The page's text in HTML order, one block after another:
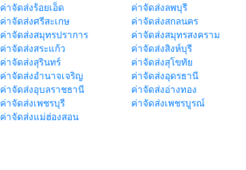
ค่าจัดส่งร้อยเอ็ด
ค่าจัดส่งลพบุรี
ค่าจัดส่งศรีสะเกษ
ค่าจัดส่งสกลนคร
ค่าจัดส่งสมุทรปราการ
ค่าจัดส่งสมุทรสงคราม
ค่าจัดส่งสระแก้ว
ค่าจัดส่งสิงห์บุรี
ค่าจัดส่งสุรินทร์
ค่าจัดส่งสุโขทัย
ค่าจัดส่งอำนาจเจริญ
ค่าจัดส่งอุดรธานี
ค่าจัดส่งอุบลราชธานี
ค่าจัดส่งอ่างทอง
ค่าจัดส่งเพชรบุรี
ค่าจัดส่งเพชรบูรณ์
ค่าจัดส่งแม่ฮ่องสอน